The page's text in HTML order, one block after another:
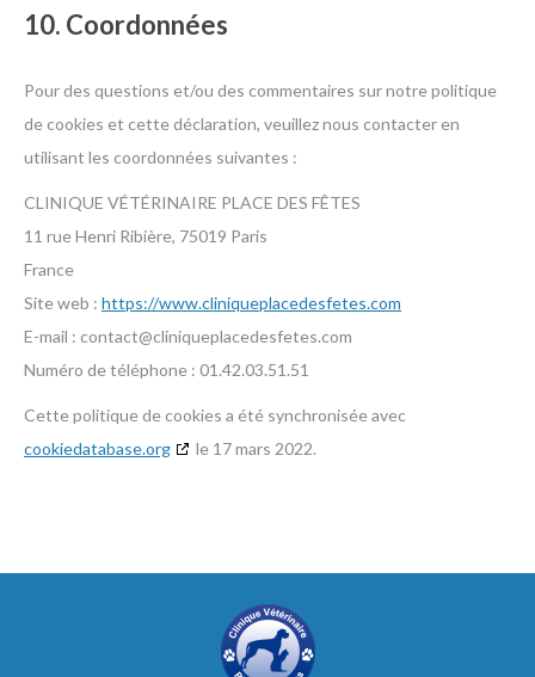
10. Coordonnées
Pour des questions et/ou des commentaires sur notre politique
de cookies et cette déclaration, veuillez nous contacter en
utilisant les coordonnées suivantes :
CLINIQUE VÉTÉRINAIRE PLACE DES FÊTES
11 rue Henri Ribière, 75019 Paris
France
Site web : https://www.cliniqueplacedesfetes.com
E-mail : contact@cliniqueplacedesfetes.com
Numéro de téléphone : 01.42.03.51.51
Cette politique de cookies a été synchronisée avec
cookiedatabase.org
le 17 mars 2022.